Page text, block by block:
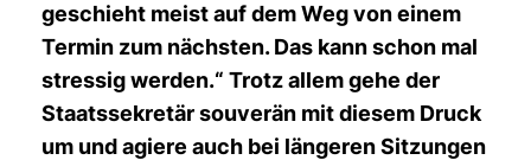
geschieht meist auf dem Weg von einem
Termin zum nächsten. Das kann schon mal
stressig werden.“ Trotz allem gehe der
Staatssekretär souverän mit diesem Druck
um und agiere auch bei längeren Sitzungen